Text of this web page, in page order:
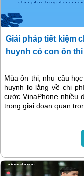
Giải pháp tiết kiệm
huynh có con ôn thi
Mùa ôn thi, nhu cầu
huynh lo lắng về chi
cước VinaPhone nhiều
trong giai đoạn quan